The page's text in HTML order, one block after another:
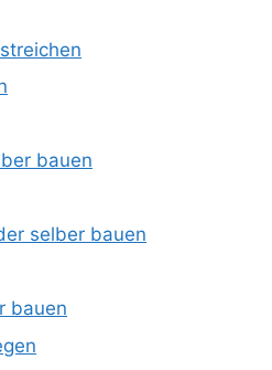
bauen
selber bauen
bauen